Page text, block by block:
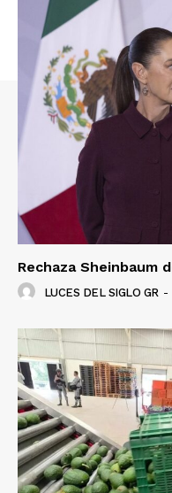
Rechaza Sheinbaum
LUCES DEL SIGLO GR -